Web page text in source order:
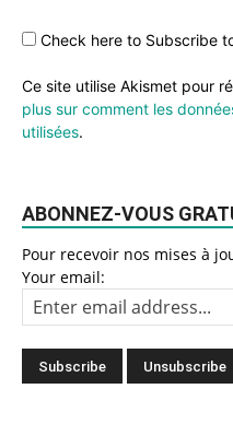
Check here to Subscribe
Ce site utilise Akismet pour
plus sur comment les
utilisées.
ABONNEZ-VOUS
Pour recevoir nos mises à
Your email: